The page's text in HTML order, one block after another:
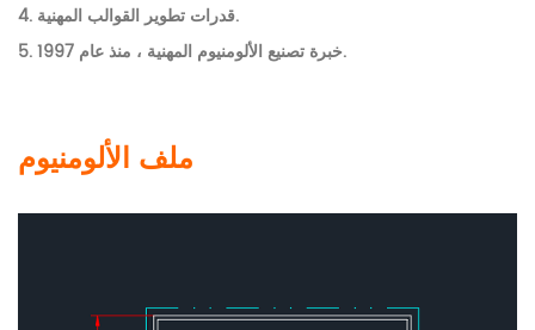
4. قدرات تطوير القوالب المهنية.
5. خبرة تصنيع الألومنيوم المهنية ، منذ عام 1997.